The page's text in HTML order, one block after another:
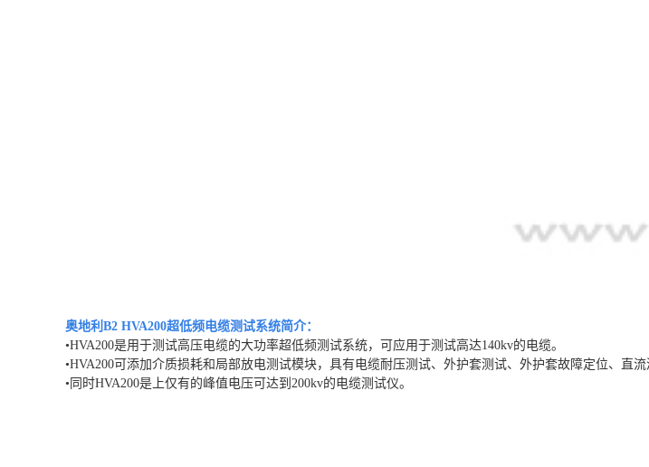
奥地利B2 HVA200超低频电缆测试系统简介：
•HVA200是用于测试高压电缆的大功率超低频测试系统，可应用于测试高达140kv的电缆。
•HVA200可添加介质损耗和局部放电测试模块，具有电缆耐压测试、外护套测试、外护套故障定位、直
•同时HVA200是上仅有的峰值电压可达到200kv的电缆测试仪。